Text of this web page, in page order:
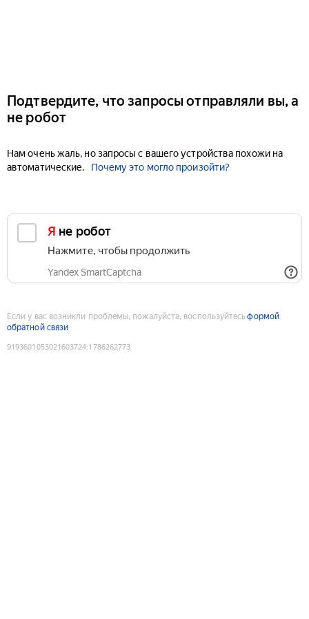
Подтвердите, что запросы отправляли вы, а
не робот
Нам очень жаль, но запросы с вашего устройства похожи на
автоматические.
Почему это могло произойти?
Я не робот
Нажмите, чтобы продолжить
Yandex SmartCaptcha
Если у вас возникли проблемы, пожалуйста, воспользуйтесьформой
обратной связи
9193601053021603724:1786262773